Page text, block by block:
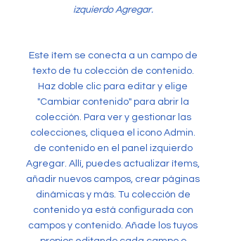
izquierdo Agregar.
Este ítem se conecta a un campo de
texto de tu colección de contenido.
Haz doble clic para editar y elige
"Cambiar contenido" para abrir la
colección. Para ver y gestionar las
colecciones, cliquea el icono Admin.
de contenido en el panel izquierdo
Agregar. Allí, puedes actualizar ítems,
añadir nuevos campos, crear páginas
dinámicas y más. Tu colección de
contenido ya está configurada con
campos y contenido. Añade los tuyos